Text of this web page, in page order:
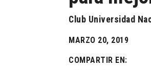
Club Universidad
MARZO 20, 2019
COMPARTIR EN: